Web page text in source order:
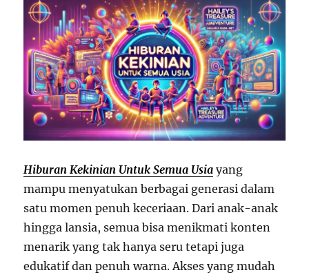
Hiburan Kekinian Untuk Semua Usia yang
mampu menyatukan berbagai generasi dalam
satu momen penuh keceriaan. Dari anak-anak
hingga lansia, semua bisa menikmati konten
menarik yang tak hanya seru tetapi juga
edukatif dan penuh warna. Akses yang mudah